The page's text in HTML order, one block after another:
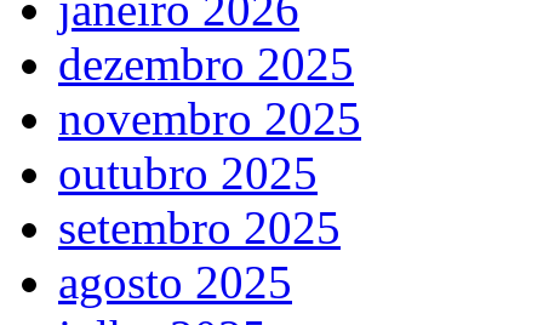
dezembro 2025
novembro 2025
outubro 2025
setembro 2025
agosto 2025